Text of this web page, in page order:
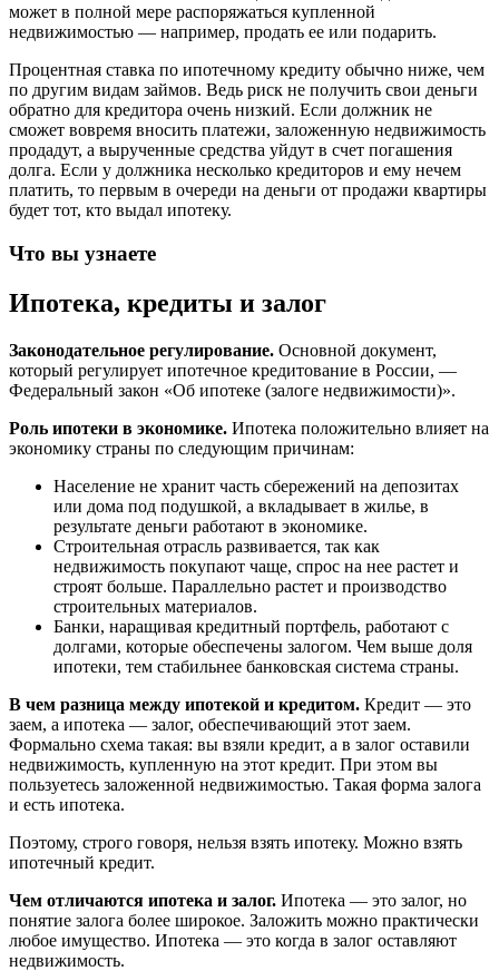
может в полной мере распоряжаться купленной
недвижимостью — например, продать ее или подарить.
Процентная ставка по ипотечному кредиту обычно ниже, чем
по другим видам займов. Ведь риск не получить свои деньги
обратно для кредитора очень низкий. Если должник не
сможет вовремя вносить платежи, заложенную недвижимость
продадут, а вырученные средства уйдут в счет погашения
долга. Если у должника несколько кредиторов и ему нечем
платить, то первым в очереди на деньги от продажи квартиры
будет тот, кто выдал ипотеку.
Что вы узнаете
Ипотека, кредиты и залог
Законодательное регулирование. Основной документ,
который регулирует ипотечное кредитование в России, —
Федеральный закон «Об ипотеке (залоге недвижимости)».
Роль ипотеки в экономике. Ипотека положительно влияет на
экономику страны по следующим причинам:
Население не хранит часть сбережений на депозитах
или дома под подушкой, а вкладывает в жилье, в
результате деньги работают в экономике.
Строительная отрасль развивается, так как
недвижимость покупают чаще, спрос на нее растет и
строят больше. Параллельно растет и производство
строительных материалов.
Банки, наращивая кредитный портфель, работают с
долгами, которые обеспечены залогом. Чем выше доля
ипотеки, тем стабильнее банковская система страны.
В чем разница между ипотекой и кредитом. Кредит — это
заем, а ипотека — залог, обеспечивающий этот заем.
Формально схема такая: вы взяли кредит, а в залог оставили
недвижимость, купленную на этот кредит. При этом вы
пользуетесь заложенной недвижимостью. Такая форма залога
и есть ипотека.
Поэтому, строго говоря, нельзя взять ипотеку. Можно взять
ипотечный кредит.
Чем отличаются ипотека и залог. Ипотека — это залог, но
понятие залога более широкое. Заложить можно практически
любое имущество. Ипотека — это когда в залог оставляют
недвижимость.